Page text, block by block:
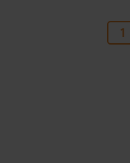
1